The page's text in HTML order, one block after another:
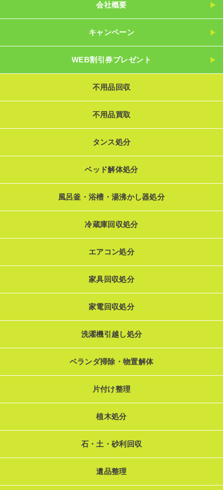
会社概要
キャンペーン
WEB割引券プレゼント
不用品回収
不用品買取
タンス処分
ベッド解体処分
風呂釜・浴槽・湯沸かし器処分
冷蔵庫回収処分
エアコン処分
家具回収処分
家電回収処分
洗濯機引越し処分
ベランダ掃除・物置解体
片付け整理
植木処分
石・土・砂利回収
遺品整理